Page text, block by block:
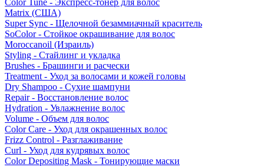
Color Tune - Экспресс-тонер для волос
Matrix (США)
Super Sync - Щелочной безаммиачный краситель
SoColor - Стойкое окрашивание для волос
Moroccanoil (Израиль)
Styling - Стайлинг и укладка
Brushes - Брашинги и расчески
Treatment - Уход за волосами и кожей головы
Dry Shampoo - Сухие шампуни
Repair - Восстановление волос
Hydration - Увлажнение волос
Volume - Объем для волос
Color Care - Уход для окрашенных волос
Frizz Control - Разглаживание
Curl - Уход для кудрявых волос
Color Depositing Mask - Тонирующие маски